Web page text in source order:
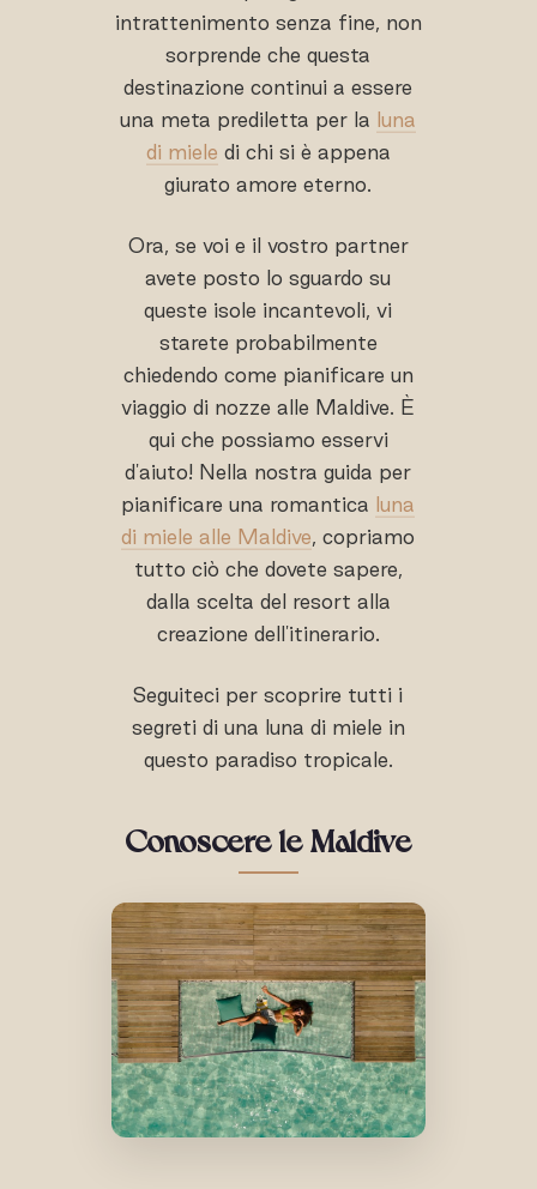
intrattenimento senza fine, non
sorprende che questa
destinazione continui a essere
una meta prediletta per la luna
di miele di chi si è appena
giurato amore eterno.
Ora, se voi e il vostro partner
avete posto lo sguardo su
queste isole incantevoli, vi
starete probabilmente
chiedendo come pianificare un
viaggio di nozze alle Maldive. È
qui che possiamo esservi
d'aiuto! Nella nostra guida per
pianificare una romantica luna
di miele alle Maldive, copriamo
tutto ciò che dovete sapere,
dalla scelta del resort alla
creazione dell'itinerario.
Seguiteci per scoprire tutti i
segreti di una luna di miele in
questo paradiso tropicale.
Conoscere le Maldive